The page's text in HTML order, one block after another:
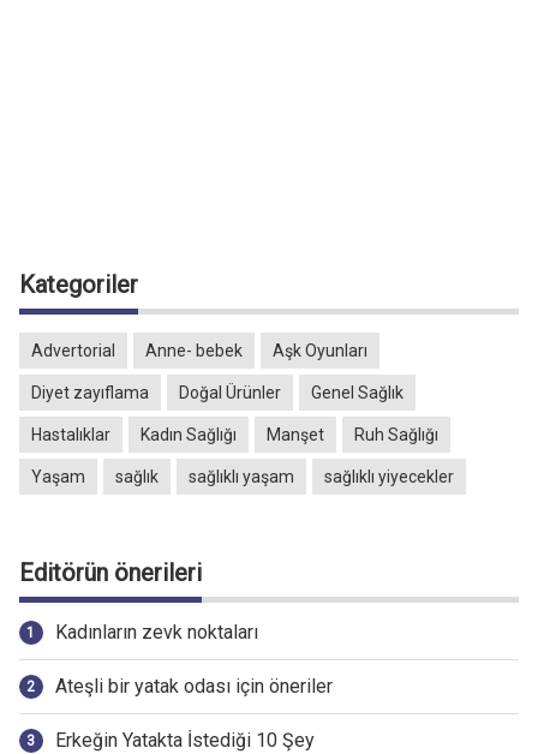
Kategoriler
Advertorial Anne- bebek Aşk Oyunları
Diyet zayıflama Doğal Ürünler Genel Sağlık
Hastalıklar Kadın Sağlığı Manşet Ruh Sağlığı
Yaşam sağlık sağlıklı yaşam sağlıklı yiyecekler
Editörün önerileri
Kadınların zevk noktaları
Ateşli bir yatak odası için öneriler
Erkeğin Yatakta İstediği 10 Şey